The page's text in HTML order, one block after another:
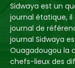
Sidwaya est un
journal étatique,
journal de
journal Sidwaya
Ouagadougou la
chefs-lieux des